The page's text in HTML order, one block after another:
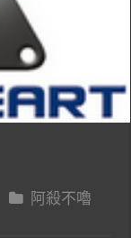
阿殺不嚕